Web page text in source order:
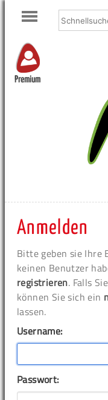
Premium
Anmelden
Bitte geben sie Ihre
keinen Benutzer
registrieren. Falls
können Sie sich ein
lassen.
Username:
Passwort: